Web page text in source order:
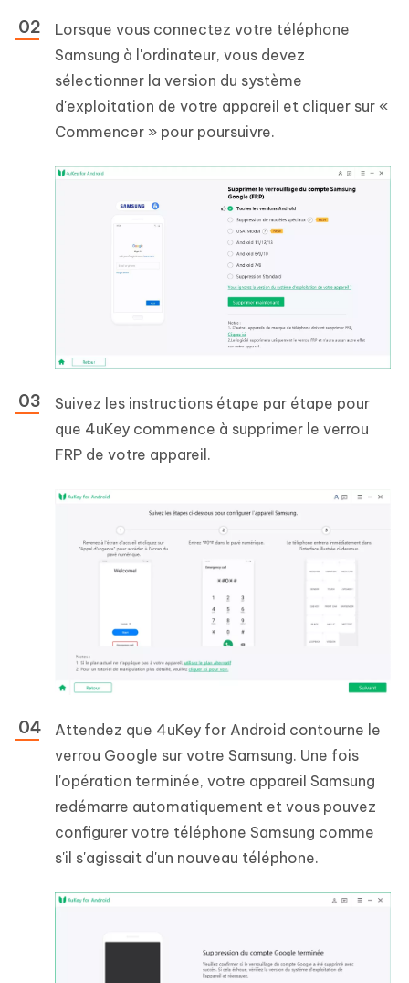
Lorsque vous connectez votre téléphone
Samsung à l'ordinateur, vous devez
sélectionner la version du système
d'exploitation de votre appareil et cliquer sur «
Commencer » pour poursuivre.
Suivez les instructions étape par étape pour
que 4uKey commence à supprimer le verrou
FRP de votre appareil.
Attendez que 4uKey for Android contourne le
verrou Google sur votre Samsung. Une fois
l'opération terminée, votre appareil Samsung
redémarre automatiquement et vous pouvez
configurer votre téléphone Samsung comme
s'il s'agissait d'un nouveau téléphone.